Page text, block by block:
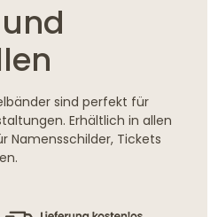
sind perfekt für
Erhältlich in allen
Namensschilder, Tickets